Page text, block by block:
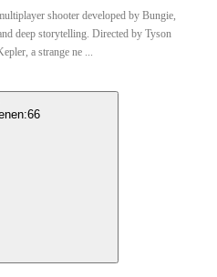
shooter developed by Bungie,
deep storytelling. Directed by Tyson
a strange ne ...
66